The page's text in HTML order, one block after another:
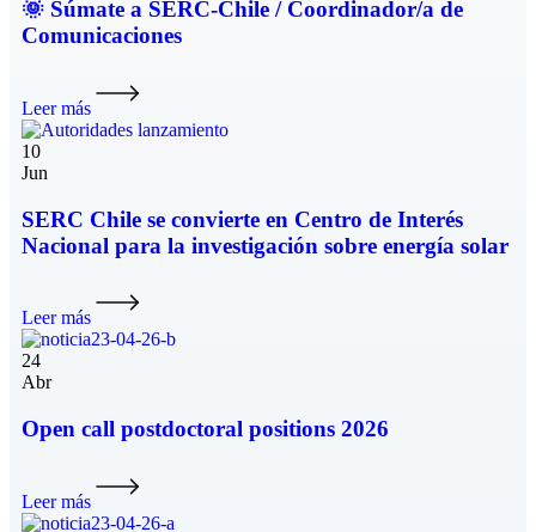
🌞 Súmate a SERC-Chile / Coordinador/a de
Comunicaciones
Leer más
10
Jun
SERC Chile se convierte en Centro de Interés
Nacional para la investigación sobre energía solar
Leer más
24
Abr
Open call postdoctoral positions 2026
Leer más